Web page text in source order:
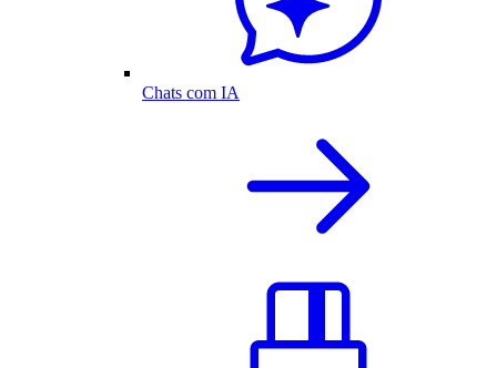
Chats com IA